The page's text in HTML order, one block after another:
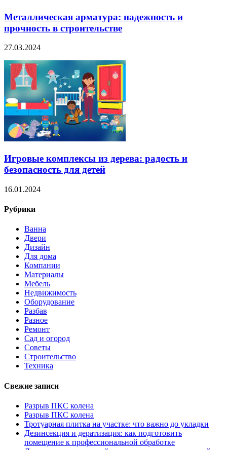
Металлическая арматура: надежность и
прочность в строительстве
27.03.2024
Игровые комплексы из дерева: радость и
безопасность для детей
16.01.2024
Рубрики
Ванна
Двери
Дизайн
Для дома
Компании
Материалы
Мебель
Недвижимость
Оборудование
Разбав
Разное
Ремонт
Сад и огород
Советы
Строительство
Техника
Свежие записи
Разрыв ПКС колена
Разрыв ПКС колена
Тротуарная плитка на участке: что важно до укладки
Дезинсекция и дератизация: как подготовить
помещение к профессиональной обработке